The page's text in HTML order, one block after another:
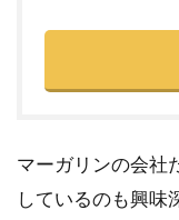
マーガリンの会社
しているのも興味